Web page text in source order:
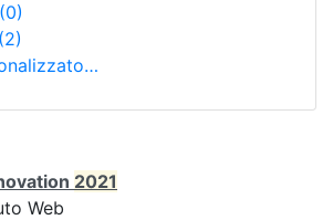
(0)
(2)
2021
Web